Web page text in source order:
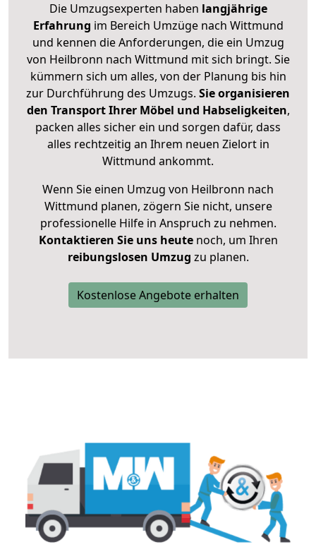
Die Umzugsexperten haben langjährige
Erfahrung im Bereich Umzüge nach Wittmund
und kennen die Anforderungen, die ein Umzug
von Heilbronn nach Wittmund mit sich bringt. Sie
kümmern sich um alles, von der Planung bis hin
zur Durchführung des Umzugs. Sie organisieren
den Transport Ihrer Möbel und Habseligkeiten,
packen alles sicher ein und sorgen dafür, dass
alles rechtzeitig an Ihrem neuen Zielort in
Wittmund ankommt.
Wenn Sie einen Umzug von Heilbronn nach
Wittmund planen, zögern Sie nicht, unsere
professionelle Hilfe in Anspruch zu nehmen.
Kontaktieren Sie uns heutenoch, um Ihren
reibungslosen Umzug zu planen.
Kostenlose Angebote erhalten